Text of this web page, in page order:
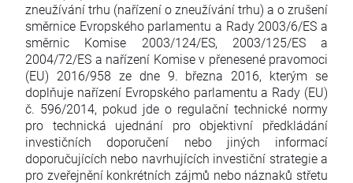
zneužívání trhu (nařízení o zneužívání trhu) a o zrušení
směrnice Evropského parlamentu a Rady 2003/6/ES a
směrnic Komise 2003/124/ES, 2003/125/ES a
2004/72/ES a nařízení Komise v přenesené pravomoci
(EU) 2016/958 ze dne 9. března 2016, kterým se
doplňuje nařízení Evropského parlamentu a Rady (EU)
č. 596/2014, pokud jde o regulační technické normy
pro technická ujednání pro objektivní předkládání
investičních doporučení nebo jiných informací
doporučujících nebo navrhujících investiční strategie a
pro zveřejnění konkrétních zájmů nebo náznaků střetu